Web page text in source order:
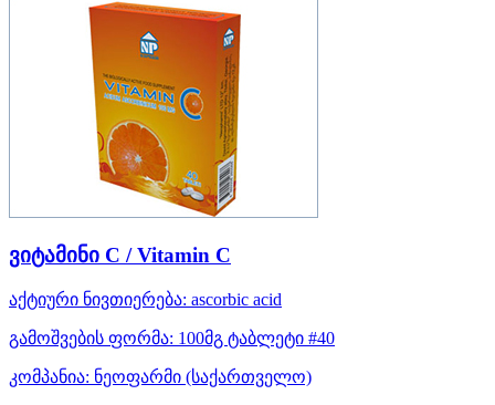
ვიტამინი С / Vitamin C
აქტიური ნივთიერება: ascorbic acid
გამოშვების ფორმა: 100მგ ტაბლეტი #40
კომპანია: ნეოფარმი (საქართველო)